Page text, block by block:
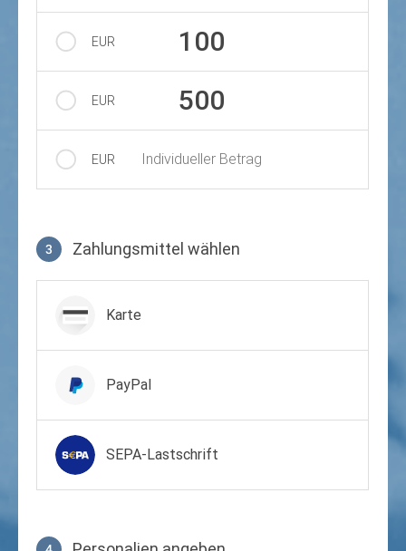
EUR 100
EUR 500
EUR Individueller Betrag
3 Zahlungsmittel wählen
Karte
PayPal
SEPA-Lastschrift